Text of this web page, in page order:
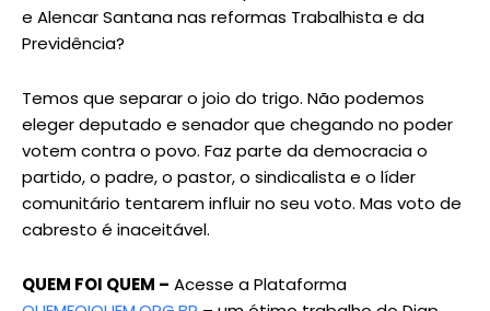
e Alencar Santana nas reformas Trabalhista e da
Previdência?
Temos que separar o joio do trigo. Não podemos
eleger deputado e senador que chegando no poder
votem contra o povo. Faz parte da democracia o
partido, o padre, o pastor, o sindicalista e o líder
comunitário tentarem influir no seu voto. Mas voto de
cabresto é inaceitável.
QUEM FOI QUEM – Acesse a Plataforma